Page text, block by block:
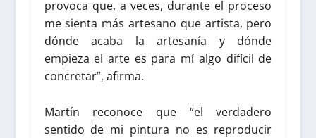
provoca que, a veces, durante el proceso
me sienta más artesano que artista, pero
dónde acaba la artesanía y dónde
empieza el arte es para mí algo difícil de
concretar”, afirma.
Martín reconoce que “el verdadero
sentido de mi pintura no es reproducir